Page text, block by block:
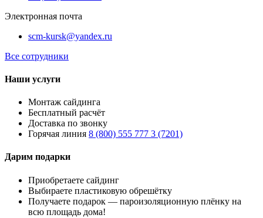
Электронная почта
scm-kursk@yandex.ru
Все сотрудники
Наши услуги
Монтаж сайдинга
Бесплатный расчёт
Доставка по звонку
Горячая линия 8 (800) 555 777 3 (7201)
Дарим подарки
Приобретаете сайдинг
Выбираете пластиковую обрешётку
Получаете подарок — пароизоляционную плёнку на
всю площадь дома!